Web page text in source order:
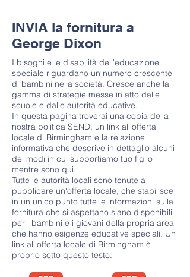
INVIA la fornitura a
George Dixon
I bisogni e le disabilità dell'educazione
speciale riguardano un numero crescente
di bambini nella società. Cresce anche la
gamma di strategie messe in atto dalle
scuole e dalle autorità educative.
In questa pagina troverai una copia della
nostra politica SEND, un link all'offerta
locale di Birmingham e la relazione
informativa che descrive in dettaglio alcuni
dei modi in cui supportiamo tuo figlio
mentre sono qui.
Tutte le autorità locali sono tenute a
pubblicare un'offerta locale, che stabilisce
in un unico punto tutte le informazioni sulla
fornitura che si aspettano siano disponibili
per i bambini e i giovani della propria area
che hanno esigenze educative speciali. Un
link all'offerta locale di Birmingham è
proprio sotto questo testo.